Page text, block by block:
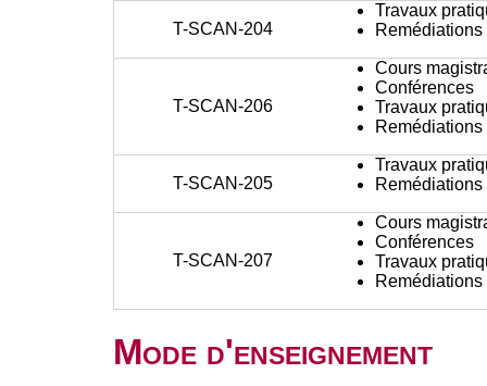
T-SCAN-204
Travaux
T-SCAN-206
Cours
Conférences
Travaux
T-SCAN-205
Travaux
T-SCAN-207
Cours
Conférences
Travaux
Mode d'enseignement